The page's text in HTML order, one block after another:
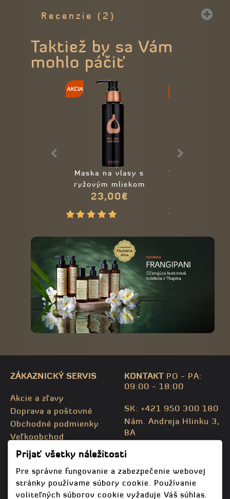
Recenzie (2)
Taktiež by sa Vám
mohlo páčiť
Maska na vlasy s
ryžovým mliekom
23,00€
Výživný olej
ZÁKAZNICKÝ SERVIS
Akcie a zľavy
Doprava a poštovné
Obchodné podmienky
Veľkoobchod
Kontaktujte nás
Mapa stránky
KONTAKTPO - PA:
09:00 - 18:00
SK: +421 950 300 180
Nám. Andreja Hlinku 3,
BA
info@bodhispa.sk
info@bodhi.cz
Prijať všetky náležitosti
Pre správne fungovanie a zabezpečenie webovej
stránky používame súbory cookie. Používanie
voliteľných súborov cookie vyžaduje Váš súhlas.